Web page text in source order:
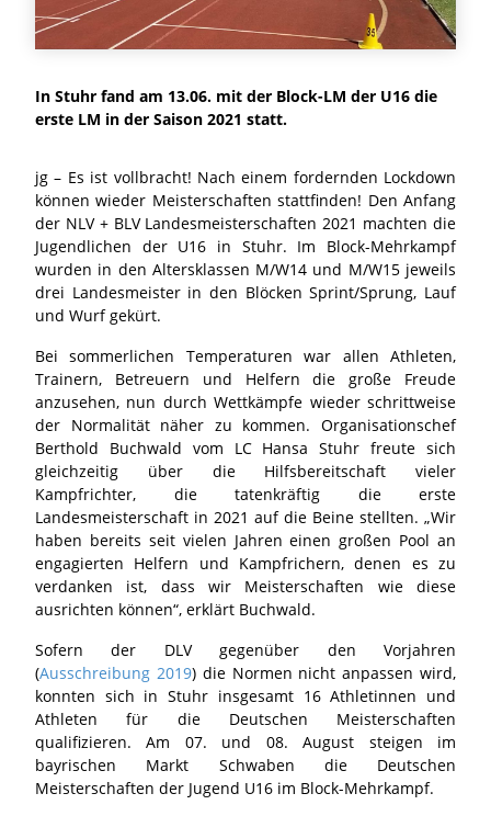
In Stuhr fand am 13.06. mit der Block-LM der U16 die
erste LM in der Saison 2021 statt.
jg – Es ist vollbracht! Nach einem fordernden Lockdown
können wieder Meisterschaften stattfinden! Den Anfang
der NLV + BLV Landesmeisterschaften 2021 machten die
Jugendlichen der U16 in Stuhr. Im Block-Mehrkampf
wurden in den Altersklassen M/W14 und M/W15 jeweils
drei Landesmeister in den Blöcken Sprint/Sprung, Lauf
und Wurf gekürt.
Bei sommerlichen Temperaturen war allen Athleten,
Trainern, Betreuern und Helfern die große Freude
anzusehen, nun durch Wettkämpfe wieder schrittweise
der Normalität näher zu kommen. Organisationschef
Berthold Buchwald vom LC Hansa Stuhr freute sich
gleichzeitig über die Hilfsbereitschaft vieler
Kampfrichter, die tatenkräftig die erste
Landesmeisterschaft in 2021 auf die Beine stellten. „Wir
haben bereits seit vielen Jahren einen großen Pool an
engagierten Helfern und Kampfrichern, denen es zu
verdanken ist, dass wir Meisterschaften wie diese
ausrichten können“, erklärt Buchwald.
Sofern der DLV gegenüber den Vorjahren
(Ausschreibung 2019) die Normen nicht anpassen wird,
konnten sich in Stuhr insgesamt 16 Athletinnen und
Athleten für die Deutschen Meisterschaften
qualifizieren. Am 07. und 08. August steigen im
bayrischen Markt Schwaben die Deutschen
Meisterschaften der Jugend U16 im Block-Mehrkampf.